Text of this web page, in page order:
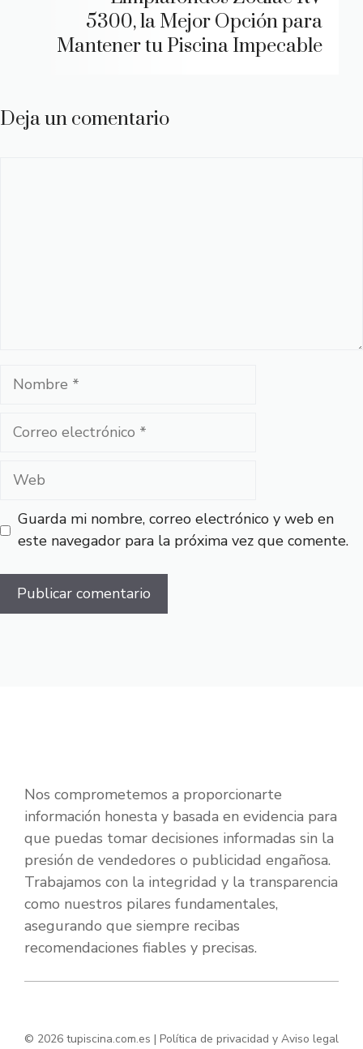
5300, la Mejor Opción para
Mantener tu Piscina Impecable
Deja un comentario
Nombre
Correo
Web
Guarda mi nombre, correo electrónico y web en
este navegador para la próxima vez que comente.
Nos comprometemos a proporcionarte
información honesta y basada en evidencia para
que puedas tomar decisiones informadas sin la
presión de vendedores o publicidad engañosa.
Trabajamos con la integridad y la transparencia
como nuestros pilares fundamentales,
asegurando que siempre recibas
recomendaciones fiables y precisas.
© 2026 tupiscina.com.es | Política de privacidad y Aviso legal